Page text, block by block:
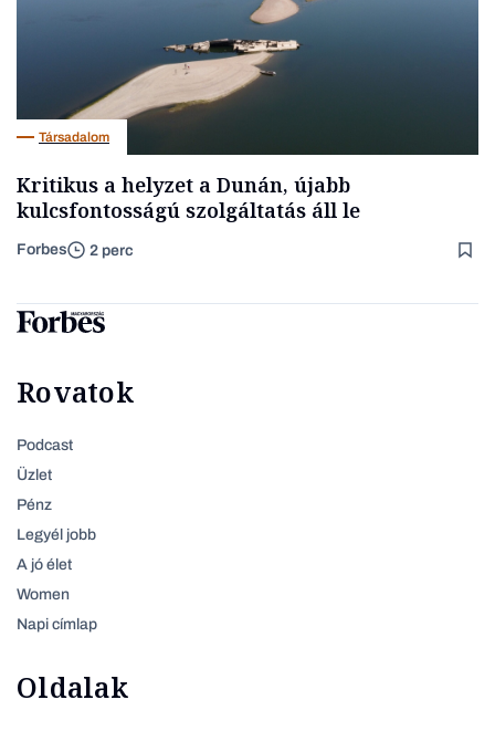
Társadalom
Kritikus a helyzet a Dunán, újabb
kulcsfontosságú szolgáltatás áll le
Forbes 2 perc
Rovatok
Podcast
Üzlet
Pénz
Legyél jobb
A jó élet
Women
Napi címlap
Oldalak